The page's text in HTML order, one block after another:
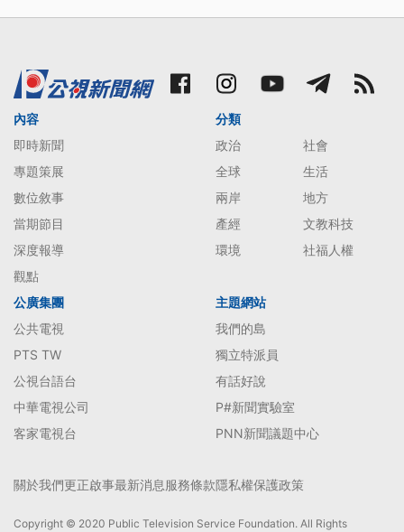
內容
即時新聞
專題策展
數位敘事
當期節目
深度報導
觀點
分類
政治
社會
全球
生活
兩岸
地方
產經
文教科技
環境
社福人權
公廣集團
公共電視
PTS TW
公視台語台
中華電視公司
客家電視台
主題網站
我們的島
獨立特派員
有話好說
P#新聞實驗室
PNN新聞議題中心
關於我們更正啟事最新消息服務條款隱私權保護政策
Copyright © 2020 Public Television Service Foundation. All Rights